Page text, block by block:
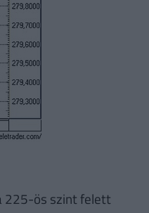
225-ös szint felett